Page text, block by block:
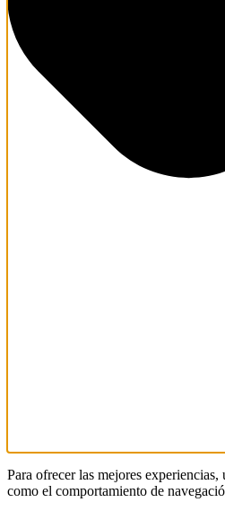
Para ofrecer las mejores
como el comportamiento de